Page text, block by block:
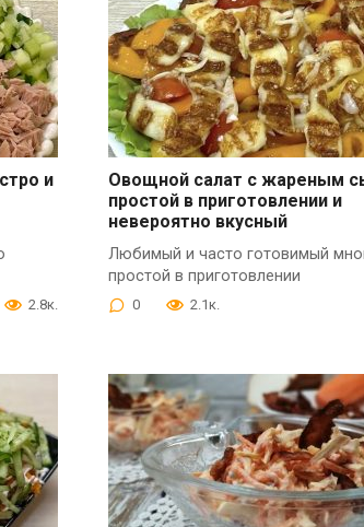
и
2.8к.
Овощной салат с жареным
простой в приготовлении и
невероятно вкусный
Любимый и часто готовимый
простой в приготовлении
0 2.1к.